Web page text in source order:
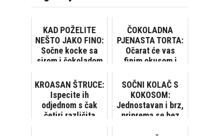
KAD POŽELITE
NEŠTO JAKO FINO:
Sočne kocke sa
sirom i čokoladom
ČOKOLADNA
PJENASTA TORTA:
Očarat će vas
finim okusom i
KROASAN ŠTRUCE:
Ispecite ih
odjednom s čak
četiri različita
SOČNI KOLAČ S
KOKOSOM:
Jednostavan i brz,
priprema se bez